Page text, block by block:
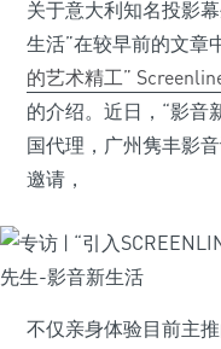
关于意大利知名投影
生活”在较早前的文章
的艺术精工”
的介绍。近日，“影音
国代理，广州隽丰影
邀请，
不仅亲身体验目前主